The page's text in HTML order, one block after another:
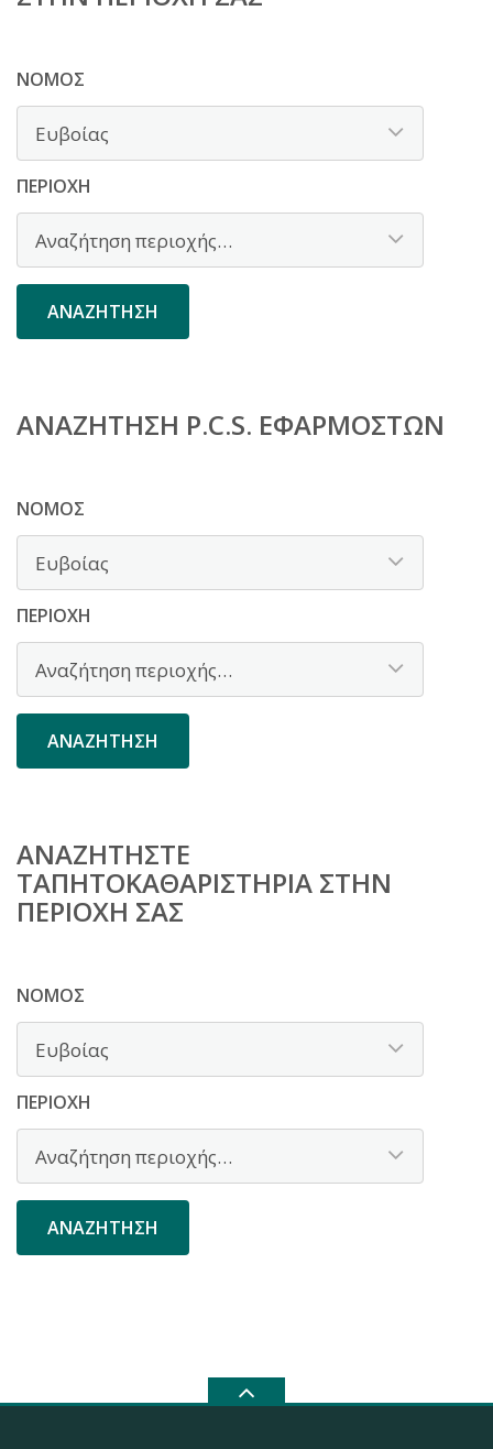
ΝΟΜΌΣ
ΠΕΡΙΟΧΉ
ΑΝΑΖΉΤΗΣΗ P.C.S. ΕΦΑΡΜΟΣΤΏΝ
ΝΟΜΌΣ
ΠΕΡΙΟΧΉ
ΑΝΑΖΗΤΉΣΤΕ
ΤΑΠΗΤΟΚΑΘΑΡΙΣΤΉΡΙΑ ΣΤΗΝ
ΠΕΡΙΟΧΉ ΣΑΣ
ΝΟΜΌΣ
ΠΕΡΙΟΧΉ